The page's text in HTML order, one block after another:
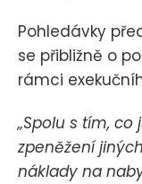
Pohledávky
se přibližně o
rámci
„Spolu s tím,
zpeněžení
náklady na